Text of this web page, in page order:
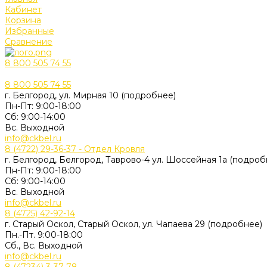
Кабинет
Корзина
Избранные
Сравнение
8 800 505 74 55
8 800 505 74 55
г. Белгород, ул. Мирная 10 (подробнее)
Пн-Пт: 9:00-18:00
Cб: 9:00-14:00
Вс. Выходной
info@ckbel.ru
8 (4722) 29-36-37 - Отдел Кровля
г. Белгород, Белгород, Таврово-4 ул. Шоссейная 1а
Пн-Пт: 9:00-18:00
Cб: 9:00-14:00
Вс. Выходной
info@ckbel.ru
8 (4725) 42-92-14
г. Старый Оскол, Старый Оскол, ул. Чапаева 29 (подробнее)
Пн.-Пт. 9:00-18:00
Сб., Вс. Выходной
info@ckbel.ru